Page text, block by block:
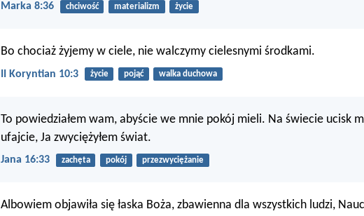
Marka 8:36 chciwość materializm życie
Bo chociaż żyjemy w ciele, nie walczymy cielesnymi środkami.
II Koryntian 10:3 życie pojąć walka duchowa
To powiedziałem wam, abyście we mnie pokój mieli. Na świecie ucisk
ufajcie, Ja zwyciężyłem świat.
Jana 16:33 zachęta pokój przezwyciężanie
Albowiem objawiła się łaska Boża, zbawienna dla wszystkich ludzi,